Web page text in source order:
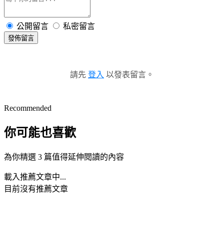
公開留言 私密留言
發佈留言
請先 登入 以發表留言。
Recommended
你可能也喜歡
為你精選 3 篇值得延伸閱讀的內容
載入推薦文章中...
目前沒有推薦文章